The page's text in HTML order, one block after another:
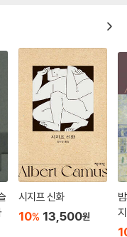
지에게 투영된 그 자신의
도 있는, 그의 절절하고 절
를 위한 열쇠로 남았다.
시지프 신화
10% 13,500원
지